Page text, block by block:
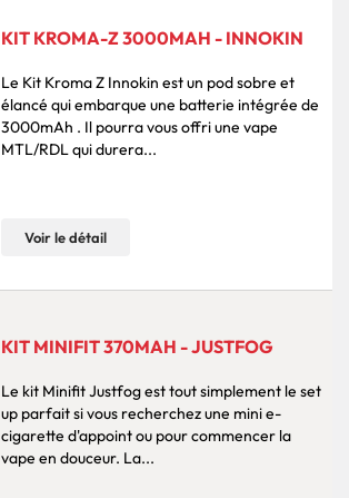
KIT KROMA-Z 3000MAH - INNOKIN
Le Kit Kroma Z Innokin est un pod sobre et
élancé qui embarque une batterie intégrée de
3000mAh . Il pourra vous offri une vape
MTL/RDL qui durera...
Voir le détail
KIT MINIFIT 370MAH - JUSTFOG
Le kit Minifit Justfog est tout simplement le set
up parfait si vous recherchez une mini e-
cigarette d'appoint ou pour commencer la
vape en douceur. La...